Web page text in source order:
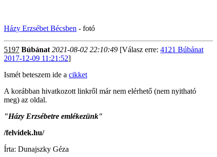
Házy Erzsébet Bécsben - fotó
5197 Búbánat 2021-08-02 22:10:49 [Válasz erre: 4121 Búbánat
2017-12-09 11:21:52]
Ismét beteszem ide a cikket
A korábban hivatkozott linkről már nem elérhető (nem nyitható
meg) az oldal.
"Házy Erzsébetre emlékezünk"
/felvidek.hu/
Írta: Dunajszky Géza